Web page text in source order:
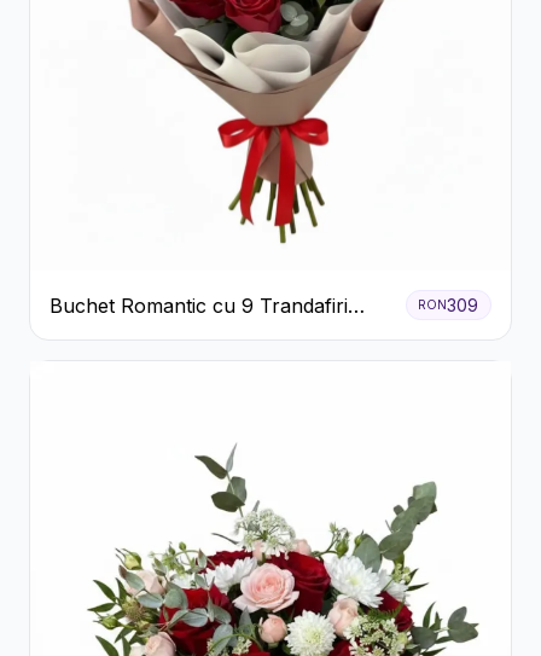
Buchet Romantic cu 9 Trandafiri
Roșii
RON309